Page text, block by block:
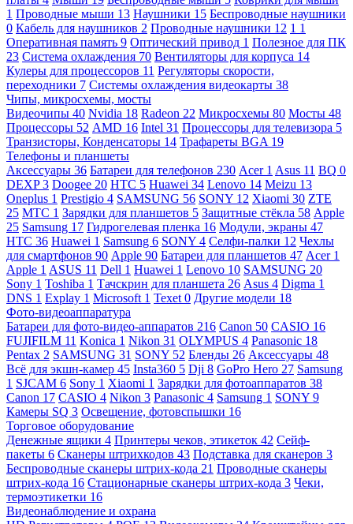
1 Проводные мыши 13 Наушники 15 Беспроводные наушники
0 Кабель для наушников 2 Проводные наушники 12 1 1
Оперативная память 9 Оптический привод 1 Полезное для ПК
23 Система охлаждения 70 Вентиляторы для корпуса 14
Кулеры для процессоров 11 Регуляторы скорости,
переходники 7 Системы охлаждения видеокарты 38
Чипы, микросхемы, мосты
Видеочипы 40 Nvidia 18 Radeon 22 Микросхемы 80 Мосты 48
Процессоры 52 AMD 16 Intel 31 Процессоры для телевизора 5
Транзисторы, Конденсаторы 14 Трафареты BGA 19
Телефоны и планшеты
Аксессуары 36 Батареи для телефонов 230 Acer 1 Asus 11 BQ 0
DEXP3 Doogee 20 HTC 5 Huawei 34 Lenovo 14 Meizu 13
Oneplus 1 Prestigio 4 SAMSUNG 56 SONY 12 Xiaomi 30 ZTE
25 МТС 1 Зарядки для планшетов 5 Защитные стёкла 58 Apple
25 Samsung 17 Гидрогелевая пленка 16 Модули, экраны 47
HTC 36 Huawei 1 Samsung 6 SONY 4 Селфи-палки 12 Чехлы
для смартфонов 90 Apple 90 Батареи для планшетов 47 Acer 1
Apple 1 ASUS 11 Dell 1 Huawei 1 Lenovo 10 SAMSUNG 20
Sony 1 Toshiba 1 Тачскрин для планшета 26 Asus 4 Digma 1
DNS 1 Explay 1 Microsoft 1 Texet 0 Другие модели 18
Фото-видеоаппаратура
Батареи для фото-видео-аппаратов 216 Canon 50 CASIO 16
FUJIFILM 11 Konica 1 Nikon 31 OLYMPUS 4 Panasonic 18
Pentax 2 SAMSUNG 31 SONY 52 Бленды 26 Аксессуары 48
Всё для экшн-камер 45 Insta360 5 Dji 8 GoPro Hero 27 Samsung
1 SJCAM 6 Sony 1 Xiaomi 1 Зарядки для фотоаппаратов 38
Canon 17 CASIO 4 Nikon 3 Panasonic 4 Samsung 1 SONY 9
Камеры SQ 3 Освещение, фотовспышки 16
Торговое оборудование
Денежные ящики 4 Принтеры чеков, этикеток 42 Сейф-
пакеты 6 Сканеры штрихкодов 43 Подставка для сканеров 3
Беспроводные сканеры штрих-кода 21 Проводные сканеры
штрих-кода 16 Стационарные сканеры штрих-кода 3 Чеки,
термоэтикетки 16
Видеонаблюдение и охрана